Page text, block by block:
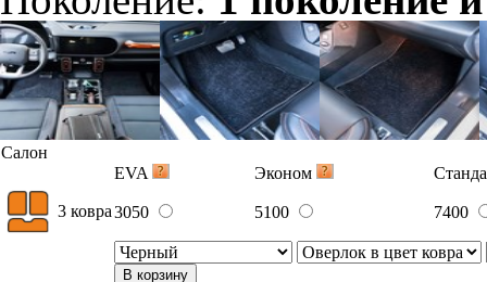
Салон
EVA
Эконом
3 ковра3050 5100 7400
В корзину